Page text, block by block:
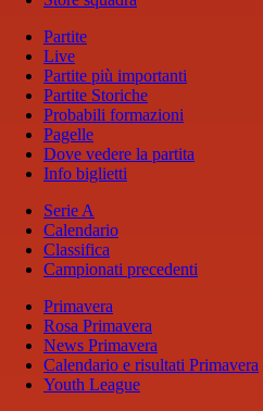
Partite
Live
Partite più importanti
Partite Storiche
Probabili formazioni
Pagelle
Dove vedere la partita
Info biglietti
Serie A
Calendario
Classifica
Campionati precedenti
Primavera
Rosa Primavera
News Primavera
Calendario e risultati Primavera
Youth League